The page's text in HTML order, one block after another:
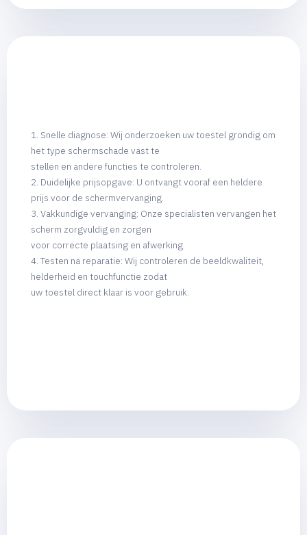
1. Snelle diagnose: Wij onderzoeken uw toestel grondig om
het type schermschade vast te
stellen en andere functies te controleren.
2. Duidelijke prijsopgave: U ontvangt vooraf een heldere
prijs voor de schermvervanging.
3. Vakkundige vervanging: Onze specialisten vervangen het
scherm zorgvuldig en zorgen
voor correcte plaatsing en afwerking.
4. Testen na reparatie: Wij controleren de beeldkwaliteit,
helderheid en touchfunctie zodat
uw toestel direct klaar is voor gebruik.